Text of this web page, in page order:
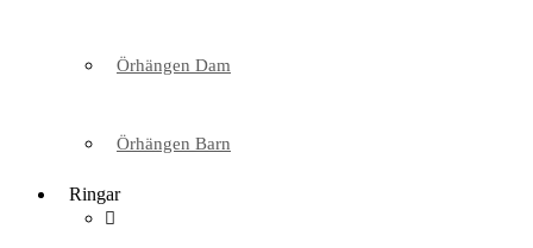
Örhängen Dam
Örhängen Barn
Ringar